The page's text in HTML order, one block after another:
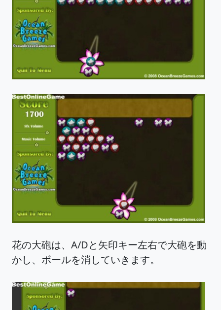
花の大砲は、A/Dと矢印キー左右で大砲を動
かし、ボールを消していきます。